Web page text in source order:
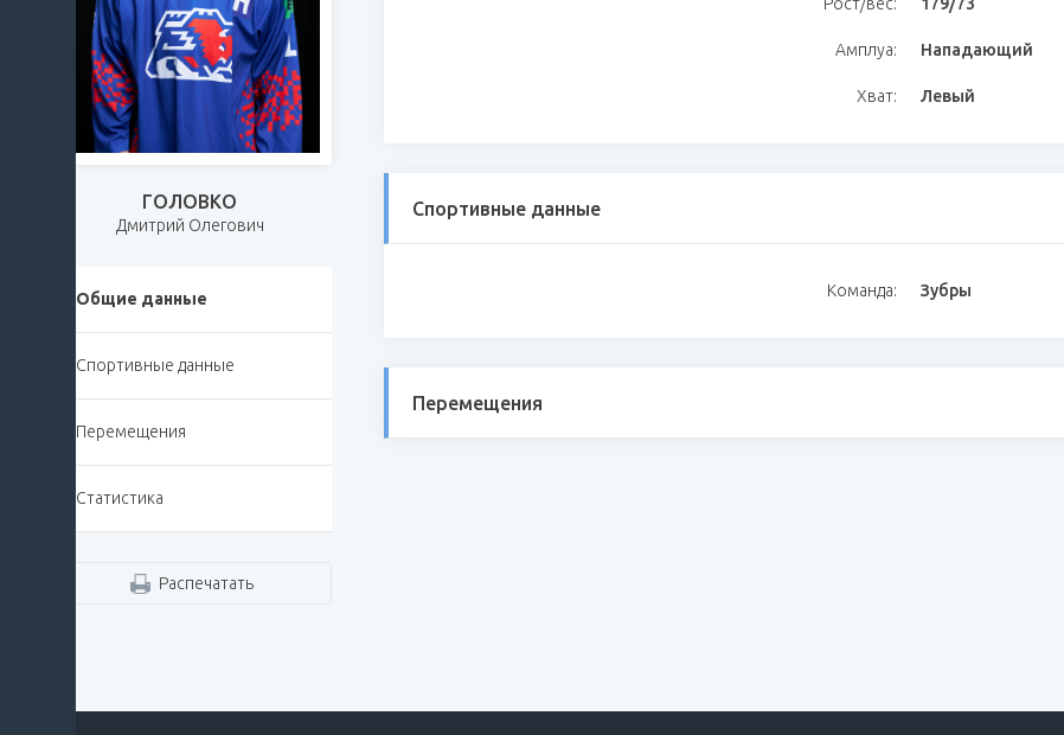
ГОЛОВКО
Дмитрий Олегович
Общие данные
Спортивные данные
Перемещения
Статистика
Распечатать
Амплуа: Нападающий
Хват: Левый
Спортивные данные
Команда: Зубры
Перемещения